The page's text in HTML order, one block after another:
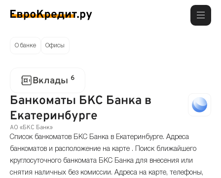
О банке Офисы
Вклады 6
Банкоматы БКС Банка в
Екатеринбурге
АО «БКС Банк»
Список банкоматов БКС Банка в Екатеринбурге. Адреса
банкоматов и расположение на карте . Поиск ближайшего
круглосуточного банкомата БКС Банка для внесения или
снятия наличных без комиссии. Адреса на карте, телефоны,